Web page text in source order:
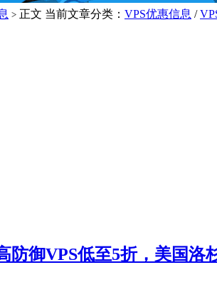
> 正文 当前文章分类： VPS优惠信息 /
防御VPS低至5折，美国